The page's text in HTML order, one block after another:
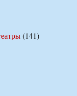
(141)